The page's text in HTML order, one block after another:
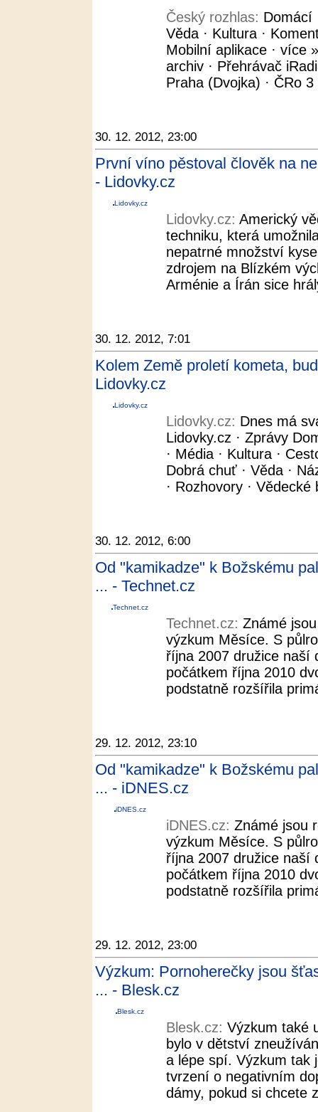
Český rozhlas: Domácí
Věda · Kultura ·
Mobilní aplikace · více
archiv · Přehrávač
Praha (Dvojka) · ČRo
30. 12. 2012, 23:00
První víno pěstoval člověk na
- Lidovky.cz
Lidovky.cz
Lidovky.cz: Americký
techniku, která
nepatrné množství
zdrojem na Blízkém
Arménie a Írán sice
30. 12. 2012, 7:01
Kolem Země proletí kometa,
Lidovky.cz
Lidovky.cz
Lidovky.cz: Dnes má
Lidovky.cz · Zprávy
· Média · Kultura ·
Dobrá chuť · Věda ·
· Rozhovory ·
30. 12. 2012, 6:00
Od "kamikadze" k Božskému
... - Technet.cz
Technet.cz
Technet.cz: Známé
výzkum Měsíce. S
října 2007 družice naší
počátkem října 2010
podstatně rozšířila
29. 12. 2012, 23:10
Od "kamikadze" k Božskému
... - iDNES.cz
iDNES.cz
iDNES.cz: Známé jsou
výzkum Měsíce. S
října 2007 družice naší
počátkem října 2010
podstatně rozšířila
29. 12. 2012, 23:00
Výzkum: Pornoherečky jsou
... - Blesk.cz
Blesk.cz
Blesk.cz: Výzkum také
bylo v dětství
a lépe spí. Výzkum tak
tvrzení o negativním
dámy, pokud si chcete